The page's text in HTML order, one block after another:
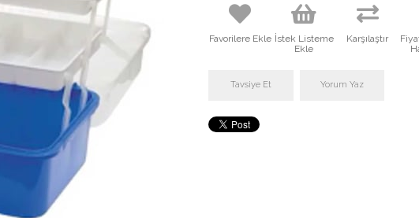
Favorilere Ekle İstek Listeme
Ekle
Karşılaştır
Tavsiye Et Yorum Yaz